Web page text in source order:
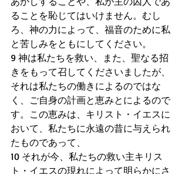
ることを恥じてはいけません。むし
ろ、神の力によって、福音のために私
と苦しみをともにしてください。
9 神は私たちを救い、また、聖なる招
きをもって召してくださいましたが、
それは私たちの働きによるのではな
く、ご自身の計画と恵みとによるので
す。この恵みは、キリスト・イエスに
おいて、私たちに永遠の昔に与えられ
たものであって、
10 それが今、私たちの救い主キリス
ト・イエスの現れによって明らかにさ